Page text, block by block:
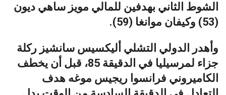
الشوط الثاني بهدفين للمالي مويز ساهي ديون
(53) وكيفان موانغا (59).
وأهدر الدولي التشلي أليكسيس سانشيز ركلة
جزاء لمرسيليا في الدقيقة 85، قبل أن يخطف
الكاميروني فرانسوا ريجيس موغه هدف